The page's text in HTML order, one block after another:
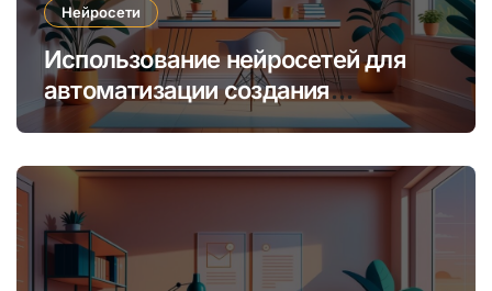
Нейросети
Использование нейросетей для
автоматизации создания
уникальных интернет-курсов и